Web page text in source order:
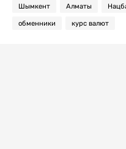
Шымкент Алматы
обменники курс валют